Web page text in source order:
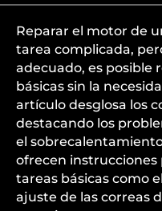
Reparar el motor de
tarea complicada,
adecuado, es posible
básicas sin la
artículo desglosa los
destacando los
el
ofrecen instrucciones
tareas básicas como
ajuste de las correas